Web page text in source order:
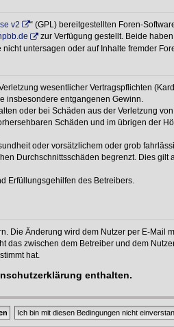
v2 “ (GPL) bereitgestellten Foren-
zur Verfügung gestellt. Beide
untersagen oder auf Inhalte fremder
wesentlicher Vertragspflichten
insbesondere entgangenen Gewinn.
oder bei Schäden aus der Verletzung
Schäden und im übrigen der
oder vorsätzlichem oder grob
Durchschnittsschäden begrenzt. Dies
Erfüllungsgehilfen des Betreibers.
Die Änderung wird dem Nutzer per E-Mail
zwischen dem Betreiber und dem
hat.
enthalten.